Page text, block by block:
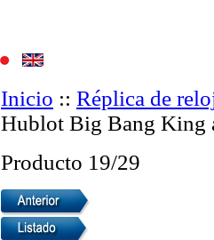
Inicio :: Réplica de
Hublot Big Bang King
Producto 19/29